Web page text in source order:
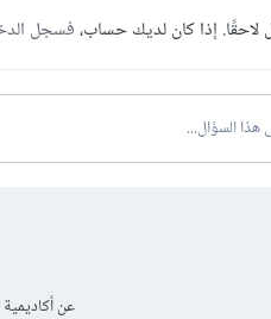
إذا كان لديك حساب،فسجل
السؤال...
عن